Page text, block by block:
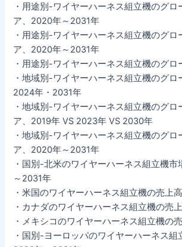
・用途別-ワイヤーハーネス組立機のグロ
ア、2020年～2031年
・用途別-ワイヤーハーネス組立機のグロ
ア、2020年～2031年
・用途別-ワイヤーハーネス組立機のグロ
・地域別-ワイヤーハーネス組立機のグロ
2024年・2031年
・地域別-ワイヤーハーネス組立機のグロ
ア、2019年 VS 2023年 VS 2030年
・地域別-ワイヤーハーネス組立機のグロ
ア、2020年～2031年
・国別-北米のワイヤーハーネス組立機
～2031年
・米国のワイヤーハーネス組立機の売上高
・カナダのワイヤーハーネス組立機の売
・メキシコのワイヤーハーネス組立機の
・国別-ヨーロッパのワイヤーハーネス組